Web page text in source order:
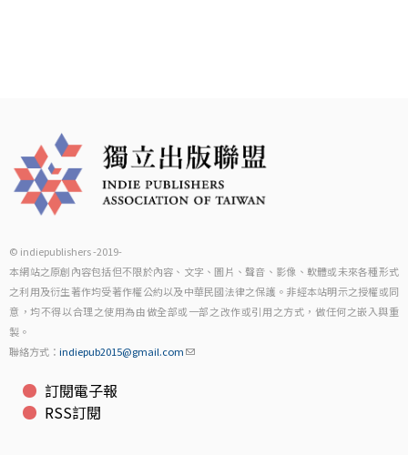
© indiepublishers -2019-
本網站之原創內容包括但不限於內容、文字、圖片、聲音、影像、軟體或未來各種形式
之利用及衍生著作均受著作權公約以及中華民國法律之保護。非經本站明示之授權或同
意，均不得以合理之使用為由做全部或一部之改作或引用之方式，做任何之嵌入與重
製。
聯絡方式： indiepub2015@gmail.com
訂閱電子報
RSS訂閱